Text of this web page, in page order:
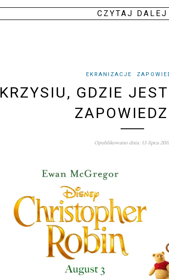
CZY­TAJ DALEJ
EKRANIZACJE
KRZYSIU, GDZIE
Opublikowano dnia: 13 lipca